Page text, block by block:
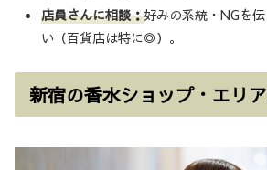
店員さんに相談：好みの系統・NGを
い（百貨店は特に◎）。
新宿の香水ショップ・エリ